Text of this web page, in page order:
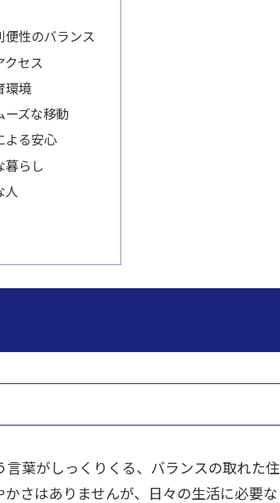
便性のバランス
セス
環境
ーズな移動
よる安心
暮らし
人
葉がしっくりくる、バランスの取れた住
さはありませんが、日々の生活に必要な